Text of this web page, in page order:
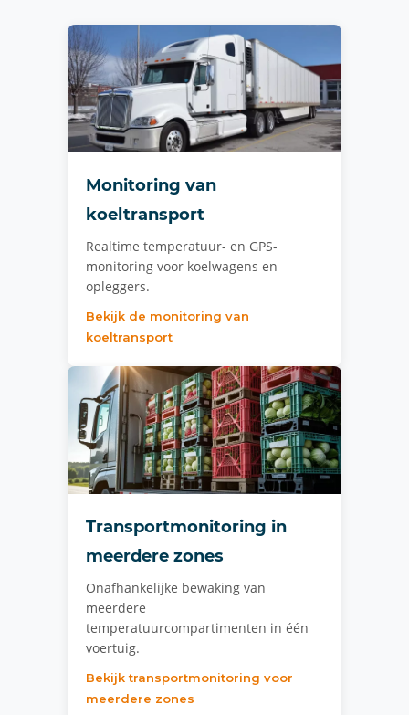
Monitoring van
koeltransport
Realtime temperatuur- en GPS-
monitoring voor koelwagens en
opleggers.
Bekijk de monitoring van
koeltransport
Transportmonitoring in
meerdere zones
Onafhankelijke bewaking van
meerdere
temperatuurcompartimenten in één
voertuig.
Bekijk transportmonitoring voor
meerdere zones